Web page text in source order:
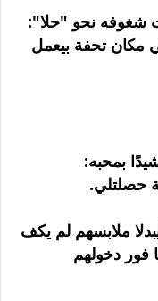
نحو "حلا":
مكان تحفة بيعمل
بمحبه:
حصلتلي.
ملابسهم لم يكف
فور دخولهم